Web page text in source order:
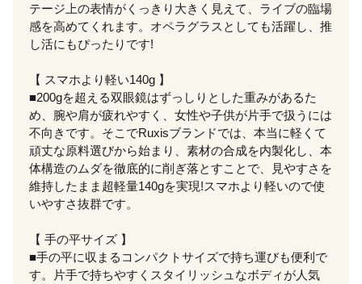
テージ上の表情がくっきり大きく見えて、ライブの臨場
感を高めてくれます。オペラグラスとしても活躍し、推
し活にもぴったりです!
【 スマホより軽い140g 】
■200gを超える双眼鏡はずっしりとした重みがあるた
め、腕や肩が疲れやすく、女性や子供が片手で扱うには
不向きです。そこでRuxisブランドでは、本当に軽くて
頑丈な原料選びから始まり、素材の合成を内製化し、本
体構造のムダを徹底的に削ぎ落とすことで、見やすさを
維持したまま超軽量140gを実現!スマホより軽いので使
いやすさ抜群です。
【 手の平サイズ 】
■手の平に収まるコンパクトサイズで持ち運びも便利で
す。片手で持ちやすくスタイリッシュなボディが人気